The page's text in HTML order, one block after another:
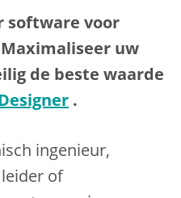
software voor
uw
de beste waarde
.
ingenieur,
of